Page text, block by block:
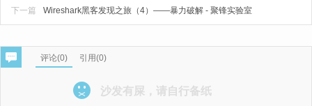
Wireshark黑客发现之旅（4）——暴力破解 - 聚锋实验室
下一篇
评论(0) 引用(0)
沙发有屎，请自行备纸